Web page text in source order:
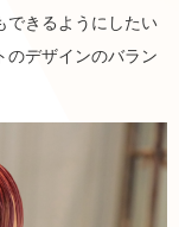
できるようにしたい
のデザインのバラン